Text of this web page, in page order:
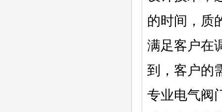
的时间，质
满足客户在
到，客户的
专业电气阀